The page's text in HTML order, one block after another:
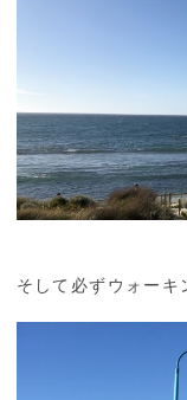
そして必ずウォーキ